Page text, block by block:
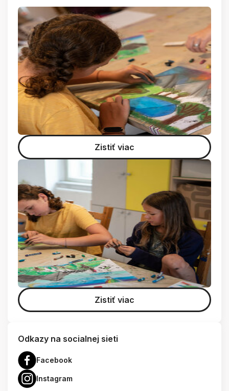
Zistiť viac
Zistiť viac
Odkazy na socialnej sieti
Facebook
Instagram